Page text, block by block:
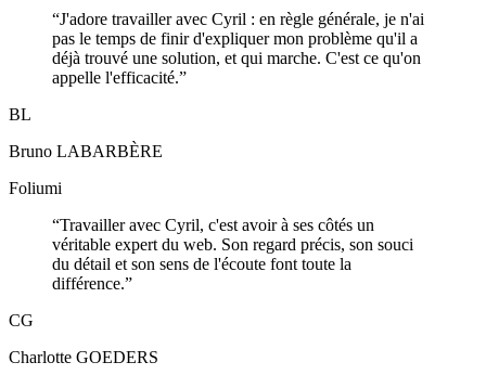
“J'adore travailler avec Cyril : en règle générale, je n'ai
pas le temps de finir d'expliquer mon problème qu'il a
déjà trouvé une solution, et qui marche. C'est ce qu'on
appelle l'efficacité.”
BL
Bruno LABARBÈRE
Foliumi
“Travailler avec Cyril, c'est avoir à ses côtés un
véritable expert du web. Son regard précis, son souci
du détail et son sens de l'écoute font toute la
différence.”
CG
Charlotte GOEDERS